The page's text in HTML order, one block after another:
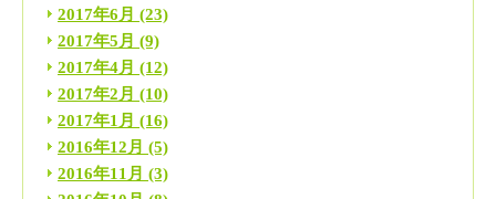
2017年6月 (23)
2017年5月 (9)
2017年4月 (12)
2017年2月 (10)
2017年1月 (16)
2016年12月 (5)
2016年11月 (3)